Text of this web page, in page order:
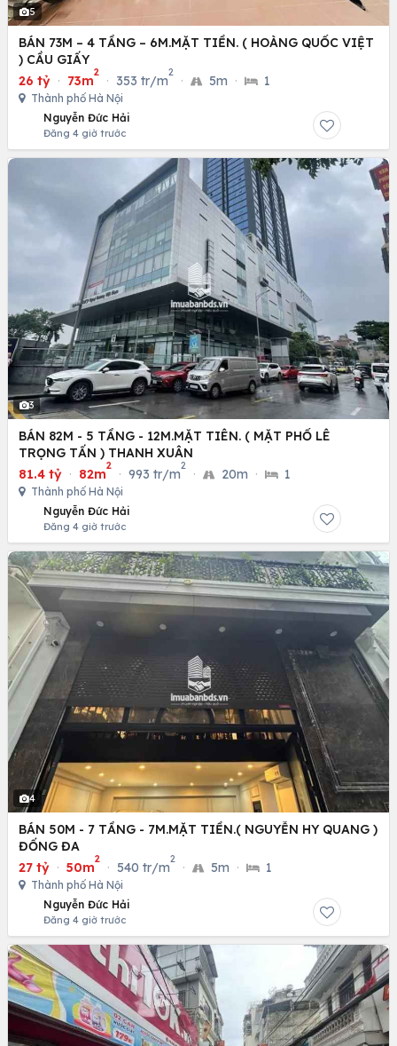
5
BÁN 73M – 4 TẦNG – 6M.MẶT TIỀN. ( HOÀNG QUỐC VIỆT
) CẦU GIẤY
26 tỷ · 73m
2
· 353 tr/m
2
· 5m · 1
Thành phố Hà Nội
Nguyễn Đức Hải
Đăng 4 giờ trước
3
BÁN 82M - 5 TẦNG - 12M.MẶT TIÊN. ( MẶT PHỐ LÊ
TRỌNG TẤN ) THANH XUÂN
81.4 tỷ · 82m
2
· 993 tr/m
2
· 20m · 1
Thành phố Hà Nội
Nguyễn Đức Hải
Đăng 4 giờ trước
4
BÁN 50M - 7 TẦNG - 7M.MẶT TIỀN.( NGUYỄN HY QUANG )
ĐỐNG ĐA
27 tỷ · 50m
2
· 540 tr/m
2
· 5m · 1
Thành phố Hà Nội
Nguyễn Đức Hải
Đăng 4 giờ trước